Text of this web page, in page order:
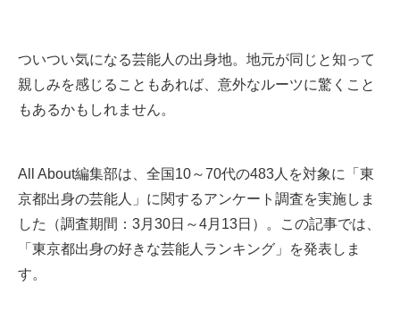
ついつい気になる芸能人の出身地。地元が同じと知って
親しみを感じることもあれば、意外なルーツに驚くこと
もあるかもしれません。
All About編集部は、全国10～70代の483人を対象に「東
京都出身の芸能人」に関するアンケート調査を実施しま
した（調査期間：3月30日～4月13日）。この記事では、
「東京都出身の好きな芸能人ランキング」を発表しま
す。